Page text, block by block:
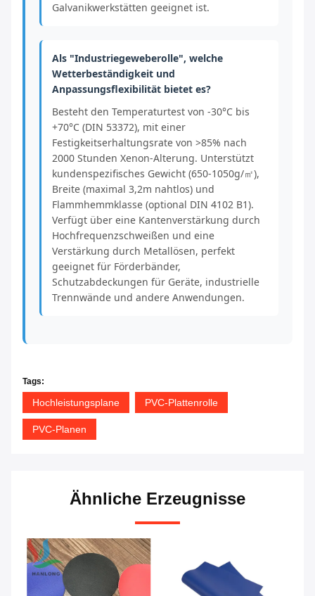
Galvanikwerkstätten geeignet ist.
Als "Industriegeweberolle", welche
Wetterbeständigkeit und
Anpassungsflexibilität bietet es?
Besteht den Temperaturtest von -30°C bis
+70°C (DIN 53372), mit einer
Festigkeitserhaltungsrate von >85% nach
2000 Stunden Xenon-Alterung. Unterstützt
kundenspezifisches Gewicht (650-1050g/㎡),
Breite (maximal 3,2m nahtlos) und
Flammhemmklasse (optional DIN 4102 B1).
Verfügt über eine Kantenverstärkung durch
Hochfrequenzschweißen und eine
Verstärkung durch Metallösen, perfekt
geeignet für Förderbänder,
Schutzabdeckungen für Geräte, industrielle
Trennwände und andere Anwendungen.
Tags:
Hochleistungsplane PVC-Plattenrolle
PVC-Planen
Ähnliche Erzeugnisse